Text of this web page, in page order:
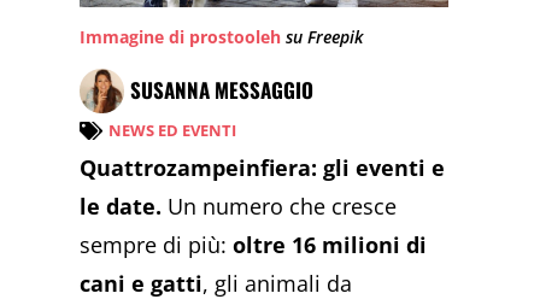
Immagine di prostooleh su Freepik
SUSANNA MESSAGGIO
NEWS ED EVENTI
Quattrozampeinfiera: gli eventi e
le date. Un numero che cresce
sempre di più:oltre 16 milioni di
cani e gatti, gli animali da